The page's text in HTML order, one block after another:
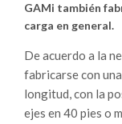
GAMi también
carga en general.
De acuerdo a la
fabricarse con
longitud, con la
ejes en 40 pies o